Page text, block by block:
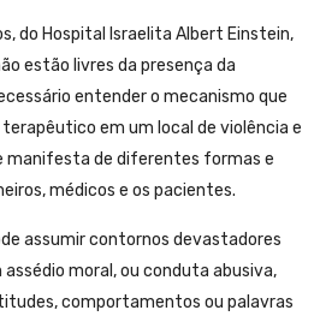
do Hospital Israelita Albert Einstein,
estão livres da presença da
entender o mecanismo que
em um local de violência e
manifesta de diferentes formas e
médicos e os pacientes.
assumir contornos devastadores
moral, ou conduta abusiva,
comportamentos ou palavras